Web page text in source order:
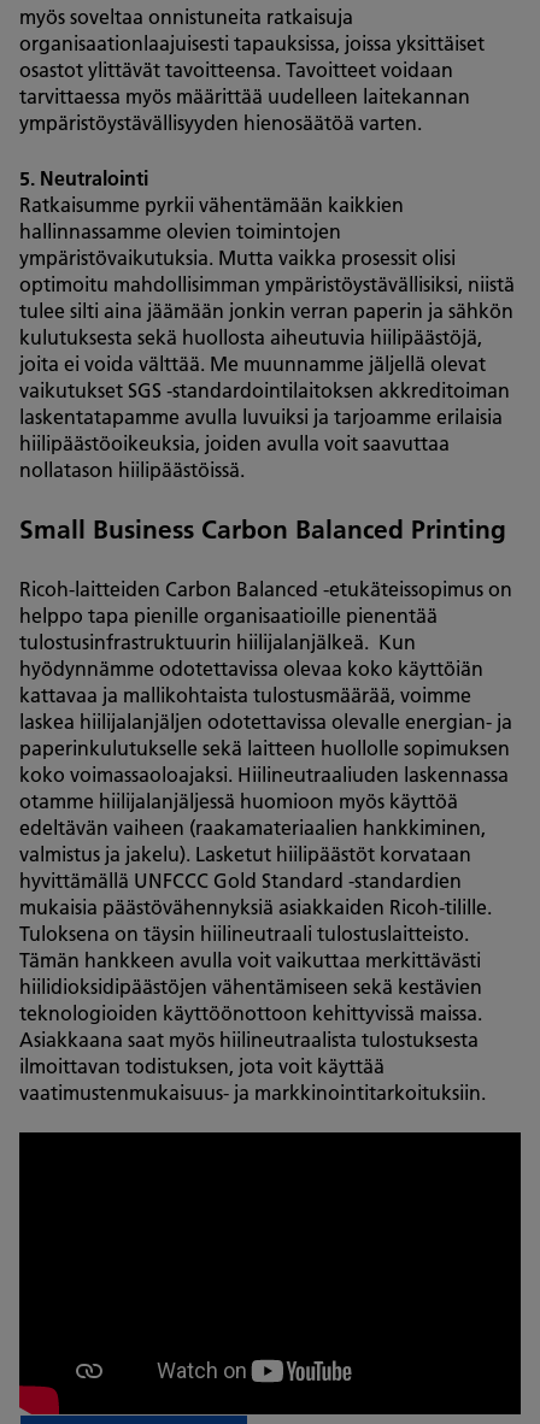
myös soveltaa onnistuneita ratkaisuja
organisaationlaajuisesti tapauksissa, joissa yksittäiset
osastot ylittävät tavoitteensa. Tavoitteet voidaan
tarvittaessa myös määrittää uudelleen laitekannan
ympäristöystävällisyyden hienosäätöä varten.
5. Neutralointi
Ratkaisumme pyrkii vähentämään kaikkien
hallinnassamme olevien toimintojen
ympäristövaikutuksia. Mutta vaikka prosessit olisi
optimoitu mahdollisimman ympäristöystävällisiksi, niistä
tulee silti aina jäämään jonkin verran paperin ja sähkön
kulutuksesta sekä huollosta aiheutuvia hiilipäästöjä,
joita ei voida välttää. Me muunnamme jäljellä olevat
vaikutukset SGS ‑standardointilaitoksen akkreditoiman
laskentatapamme avulla luvuiksi ja tarjoamme erilaisia
hiilipäästöoikeuksia, joiden avulla voit saavuttaa
nollatason hiilipäästöissä.
Small Business Carbon Balanced Printing
Ricoh-laitteiden Carbon Balanced -etukäteissopimus on
helppo tapa pienille organisaatioille pienentää
tulostusinfrastruktuurin hiilijalanjälkeä. Kun
hyödynnämme odotettavissa olevaa koko käyttöiän
kattavaa ja mallikohtaista tulostusmäärää, voimme
laskea hiilijalanjäljen odotettavissa olevalle energian- ja
paperinkulutukselle sekä laitteen huollolle sopimuksen
koko voimassaoloajaksi. Hiilineutraaliuden laskennassa
otamme hiilijalanjäljessä huomioon myös käyttöä
edeltävän vaiheen (raakamateriaalien hankkiminen,
valmistus ja jakelu). Lasketut hiilipäästöt korvataan
hyvittämällä UNFCCC Gold Standard -standardien
mukaisia päästövähennyksiä asiakkaiden Ricoh-tilille.
Tuloksena on täysin hiilineutraali tulostuslaitteisto.
Tämän hankkeen avulla voit vaikuttaa merkittävästi
hiilidioksidipäästöjen vähentämiseen sekä kestävien
teknologioiden käyttöönottoon kehittyvissä maissa.
Asiakkaana saat myös hiilineutraalista tulostuksesta
ilmoittavan todistuksen, jota voit käyttää
vaatimustenmukaisuus- ja markkinointitarkoituksiin.